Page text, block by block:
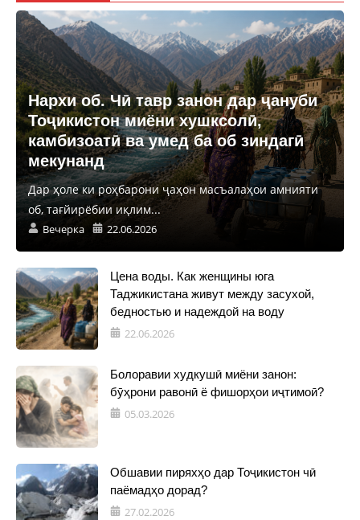
Нархи об. Чӣ тавр занон дар ҷануби
Тоҷикистон миёни хушксолӣ,
камбизоатӣ ва умед ба об зиндагӣ
мекунанд
Дар ҳоле ки роҳбарони ҷаҳон масъалаҳои амнияти
об, тағйирёбии иқлим...
Вечерка 22.06.2026
Цена воды. Как женщины юга
Таджикистана живут между засухой,
бедностью и надеждой на воду
22.06.2026
Болоравии худкушӣ миёни занон:
бӯҳрони равонӣ ё фишорҳои иҷтимоӣ?
05.03.2026
Обшавии пиряхҳо дар Тоҷикистон чӣ
паёмадҳо дорад?
27.02.2026